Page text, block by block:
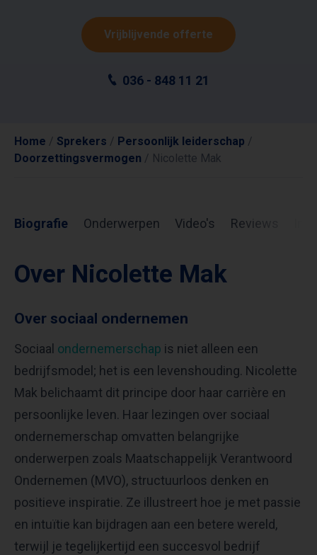
Vrijblijvende offerte
036 - 848 11 21
Home / Sprekers / Persoonlijk leiderschap /
Doorzettingsvermogen / Nicolette Mak
Biografie Onderwerpen Video's Reviews
Over Nicolette Mak
Over sociaal ondernemen
Sociaal ondernemerschap is niet alleen een
bedrijfsmodel; het is een levenshouding. Nicolette
Mak belichaamt dit principe door haar carrière en
persoonlijke leven. Haar lezingen over sociaal
ondernemerschap omvatten belangrijke
onderwerpen zoals Maatschappelijk Verantwoord
Ondernemen (MVO), structuurloos denken en
positieve inspiratie. Ze illustreert hoe je met passie
en intuïtie kan bijdragen aan een betere wereld,
terwijl je tegelijkertijd een succesvol bedrijf